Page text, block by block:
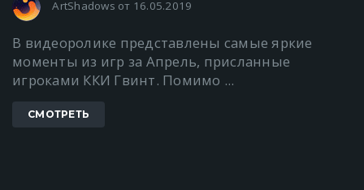
ArtShadows от 16.05.2019
В видеоролике представлены самые яркие
моменты из игр за Апрель, присланные
игроками ККИ Гвинт. Помимо ...
СМОТРЕТЬ